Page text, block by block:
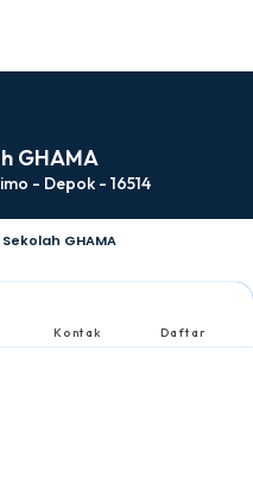
GHAMA
- Depok - 16514
GHAMA
Kontak Daftar